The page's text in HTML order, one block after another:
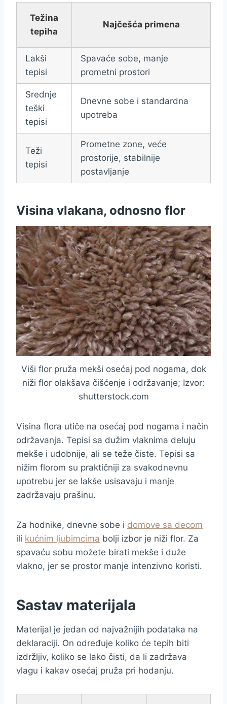
Težina
tepiha
Najčešća primena
Lakši
tepisi
Spavaće sobe, manje
prometni prostori
Srednje
teški
tepisi
Dnevne sobe i standardna
upotreba
Teži
tepisi
Prometne zone, veće
prostorije, stabilnije
postavljanje
Visina vlakana, odnosno flor
Viši flor pruža mekši osećaj pod nogama, dok
niži flor olakšava čišćenje i održavanje; Izvor:
shutterstock.com
Visina flora utiče na osećaj pod nogama i način
održavanja. Tepisi sa dužim vlaknima deluju
mekše i udobnije, ali se teže čiste. Tepisi sa
nižim florom su praktičniji za svakodnevnu
upotrebu jer se lakše usisavaju i manje
zadržavaju prašinu.
Za hodnike, dnevne sobe i domove sa decom
ili kućnim ljubimcima bolji izbor je niži flor. Za
spavaću sobu možete birati mekše i duže
vlakno, jer se prostor manje intenzivno koristi.
Sastav materijala
Materijal je jedan od najvažnijih podataka na
deklaraciji. On određuje koliko će tepih biti
izdržljiv, koliko se lako čisti, da li zadržava
vlagu i kakav osećaj pruža pri hodanju.